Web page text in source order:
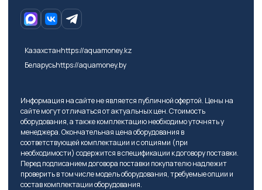
Казахстанhttps://aquamoney.kz
Беларусьhttps://aquamoney.by
Информация на сайте не является публичной офертой. Цены на
сайте могут отличаться от актуальных цен. Стоимость
оборудования, а также комплектацию необходимо уточнять у
менеджера. Окончательная цена оборудования в
соответствующей комплектации и с опциями (при
необходимости) содержится в спецификации к договору поставки.
Перед подписанием договора поставки покупателю надлежит
проверить в том числе модель оборудования, требуемые опции и
состав комплектации оборудования.